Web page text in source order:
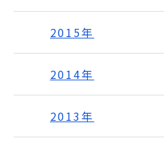
2015年
2014年
2013年